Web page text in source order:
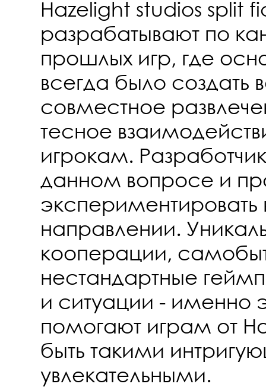
Hazelight studios split
разрабатывают по
прошлых игр, где
всегда было создать
совместное
тесное
игрокам.
данном вопросе и
экспериментировать
направлении.
кооперации,
нестандартные
и ситуации - именно
помогают играм от
быть такими
увлекательными.